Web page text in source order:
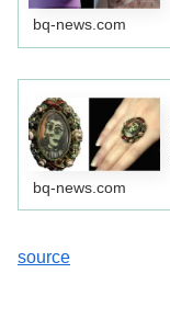
bq-news.com
bq-news.com
source